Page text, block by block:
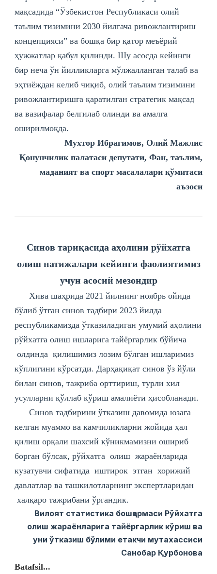
мақсадида “Ўзбекистон Республикаси олий
таълим тизимини 2030 йилгача ривожлантириш
концепцияси” ва бошқа бир қатор меъёрий
ҳужжатлар қабул қилинди. Шу асосда кейинги
бир неча ўн йилликларга мўлжалланган талаб ва
эҳтиёждан келиб чиқиб, олий таълим тизимини
ривожлантиришга қаратилган стратегик мақсад
ва вазифалар белгилаб олинди ва амалга
оширилмоқда.
Мухтор Ибрагимов, Олий Мажлис
Қонунчилик палатаси депутати, Фан, таълим,
маданият ва спорт масалалари қўмитаси
аъзоси
Синов тариқасида аҳолини рўйхатга
олиш натижалари кейинги фаолиятимиз
учун асосий мезондир
Хива шаҳрида 2021 йилнинг ноябрь ойида
бўлиб ўтган синов тадбири 2023 йилда
республикамизда ўтказиладиган умумий аҳолини
рўйхатга олиш ишларига тайёргарлик бўйича
олдинда қилишимиз лозим бўлган ишларимиз
кўплигини кўрсатди. Дарҳақиқат синов ўз йўли
билан синов, тажриба орттириш, турли хил
усулларни қўллаб кўриш амалиёти ҳисобланади.
Синов тадбирини ўтказиш давомида юзага
келган муаммо ва камчиликларни жойида ҳал
қилиш орқали шахсий кўникмамизни ошириб
борган бўлсак, рўйхатга олиш жараёнларида
кузатувчи сифатида иштирок этган хорижий
давлатлар ва ташкилотларнинг экспертларидан
халқаро тажрибани ўргандик.
Вилоят статистика бошқармаси Рўйхатга
олиш жараёнларига тайёргарлик кўриш ва
уни ўтказиш бўлими етакчи мутахассиси
Санобар Қурбонова
Batafsil...